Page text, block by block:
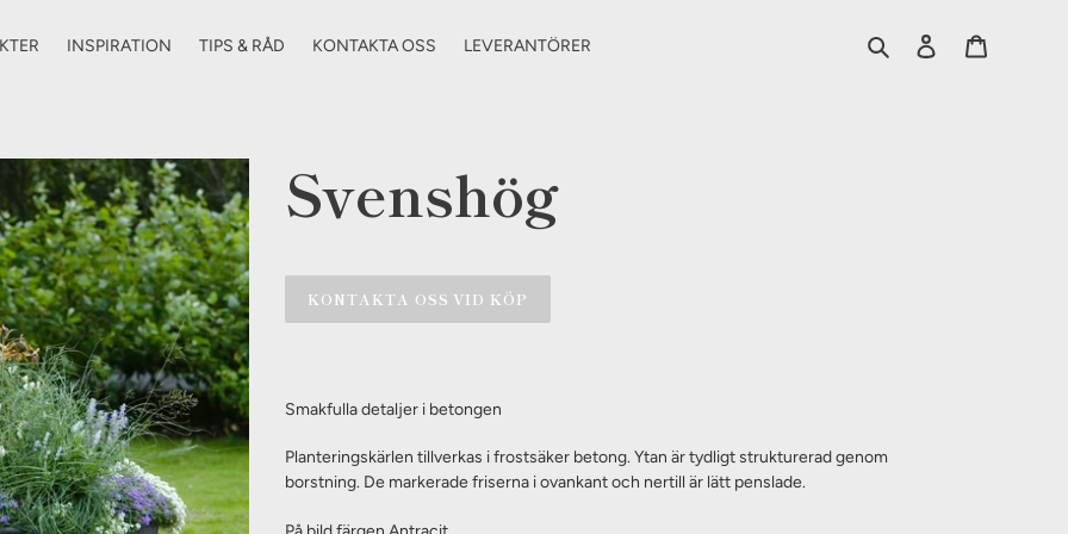
INSPIRATION TIPS & RÅD KONTAKTA OSS LEVERANTÖRER Sök Logga in
Svenshög
KONTAKTA OSS VID KÖP
produkten
i
din
varukorg
Smakfulla detaljer i betongen
Planteringskärlen tillverkas i frostsäker betong. Ytan är tydligt strukturerad genom
borstning. De markerade friserna i ovankant och nertill är lätt penslade.